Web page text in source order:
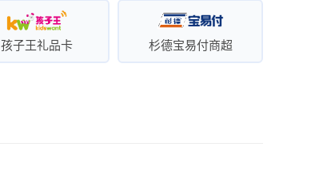
孩子王礼品卡 杉德宝易付商超